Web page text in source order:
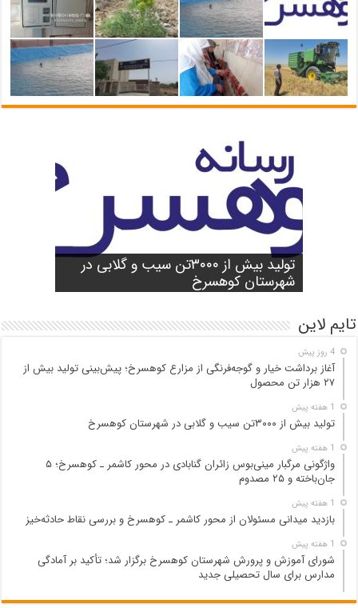
آغاز برداشت خیار و گوجه‌فرنگی از مزارع
کوهسرخ؛ پیش‌بینی تولید بیش از ۲۷ هزار
تن محصول
تولید بیش از ۳۰۰۰تن سیب و گلابی در
شهرستان کوهسرخ
واژگونی مرگبار مینی‌بوس زائران گنابادی
در محور کاشمر ـ کوهسرخ؛ ۵ جان‌باخته و
۲۵ مصدوم
بازدید میدانی مسئولان از محور کاشمر ـ
کوهسرخ و بررسی نقاط حادثه‌خیز
شورای آموزش و پرورش شهرستان
کوهسرخ برگزار شد؛ تأکید بر آمادگی
مدارس برای سال تحصیلی جدید
تایم لاین
4 روز پیش
آغاز برداشت خیار و گوجه‌فرنگی از مزارع کوهسرخ؛ پیش‌بینی تولید بیش از
۲۷ هزار تن محصول
1 هفته پیش
تولید بیش از ۳۰۰۰تن سیب و گلابی در شهرستان کوهسرخ
1 هفته پیش
واژگونی مرگبار مینی‌بوس زائران گنابادی در محور کاشمر ـ کوهسرخ؛ ۵
جان‌باخته و ۲۵ مصدوم
1 هفته پیش
بازدید میدانی مسئولان از محور کاشمر ـ کوهسرخ و بررسی نقاط حادثه‌خیز
1 هفته پیش
شورای آموزش و پرورش شهرستان کوهسرخ برگزار شد؛ تأکید بر آمادگی
مدارس برای سال تحصیلی جدید